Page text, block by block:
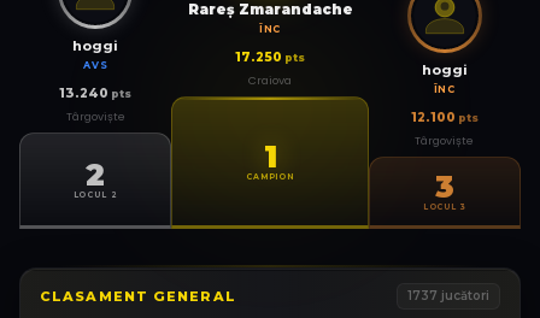
hoggi
AVS
13.240 pts
Târgoviște
2
LOCUL 2
Rareş Zmarandache
ÎNC
17.250 pts
Craiova
1
CAMPION
hoggi
ÎNC
12.100 pts
Târgoviște
3
LOCUL 3
CLASAMENT GENERAL 1737 jucători